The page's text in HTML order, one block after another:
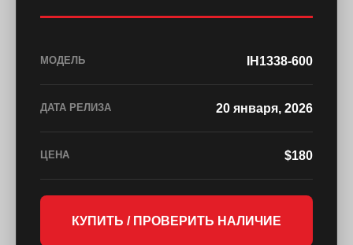
МОДЕЛЬ IH1338-600
ДАТА РЕЛИЗА 20 января, 2026
ЦЕНА $180
КУПИТЬ / ПРОВЕРИТЬ НАЛИЧИЕ